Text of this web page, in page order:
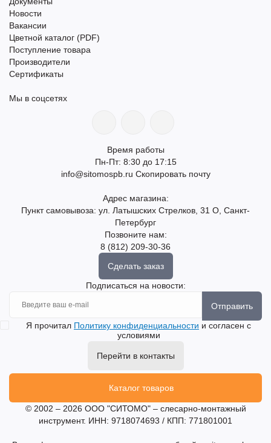
Новости
Вакансии
Цветной каталог (PDF)
Поступление товара
Производители
Сертификаты
Мы в соцсетях
Время работы
Пн-Пт: 8:30 до 17:15
info@sitomospb.ru Скопировать почту
Адрес магазина:
Пункт самовывоза: ул. Латышских Стрелков, 31 О, Санкт-
Петербург
Позвоните нам:
8 (812) 209-30-36
Сделать заказ
Подписаться на новости:
Отправить
Я прочитал Политику конфиденциальности и согласен с
условиями
Перейти в контакты
Каталог товаров
© 2002 – 2026 ООО "СИТОМО" – слесарно-монтажный
инструмент. ИНН: 9718074693 / КПП: 771801001